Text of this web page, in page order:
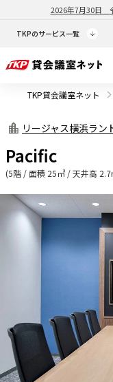
2026年7月30日
TKPのサービス一覧
TKP貸会議室ネット
リージャス横浜ラ
Pacific
(5階 / 面積 25㎡ / 天井高